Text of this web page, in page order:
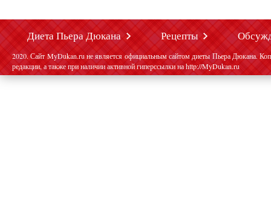
Диета Пьера Дюкана Рецепты
2020. Сайт MyDukan.ru не является официальным сайтом диеты Пьера Дюкана.
редакции, а также при наличии активной гиперссылки на http://MyDukan.ru